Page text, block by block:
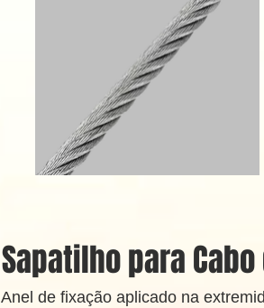
Sapatilho para Cabo
Anel de fixação aplicado na